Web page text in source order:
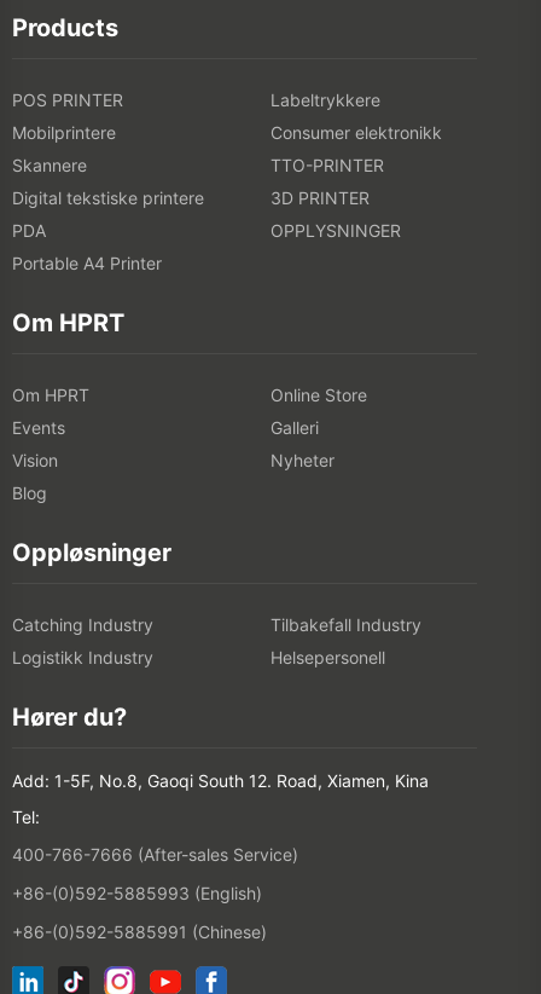
Products
POS PRINTER
Labeltrykkere
Mobilprintere
Consumer elektronikk
Skannere
TTO-PRINTER
Digital tekstiske printere
3D PRINTER
PDA
OPPLYSNINGER
Portable A4 Printer
Om HPRT
Om HPRT
Online Store
Events
Galleri
Vision
Nyheter
Blog
Oppløsninger
Catching Industry
Tilbakefall Industry
Logistikk Industry
Helsepersonell
Hører du?
Add: 1-5F, No.8, Gaoqi South 12. Road, Xiamen, Kina
Tel:
400-766-7666 (After-sales Service)
+86-(0)592-5885993 (English)
+86-(0)592-5885991 (Chinese)